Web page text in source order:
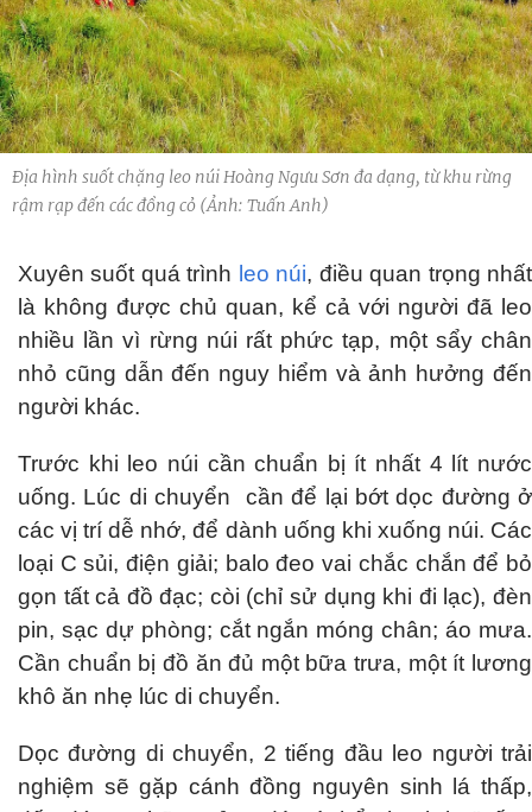
Địa hình suốt chặng leo núi Hoàng Ngưu Sơn đa dạng, từ khu rừng
rậm rạp đến các đồng cỏ (Ảnh: Tuấn Anh)
Xuyên suốt quá trình leo núi, điều quan trọng nhất
là không được chủ quan, kể cả với người đã leo
nhiều lần vì rừng núi rất phức tạp, một sẩy chân
nhỏ cũng dẫn đến nguy hiểm và ảnh hưởng đến
người khác.
Trước khi leo núi cần chuẩn bị ít nhất 4 lít nước
uống. Lúc di chuyển cần để lại bớt dọc đường ở
các vị trí dễ nhớ, để dành uống khi xuống núi. Các
loại C sủi, điện giải; balo đeo vai chắc chắn để bỏ
gọn tất cả đồ đạc; còi (chỉ sử dụng khi đi lạc), đèn
pin, sạc dự phòng; cắt ngắn móng chân; áo mưa.
Cần chuẩn bị đồ ăn đủ một bữa trưa, một ít lương
khô ăn nhẹ lúc di chuyển.
Dọc đường di chuyển, 2 tiếng đầu leo người trải
nghiệm sẽ gặp cánh đồng nguyên sinh lá thấp,